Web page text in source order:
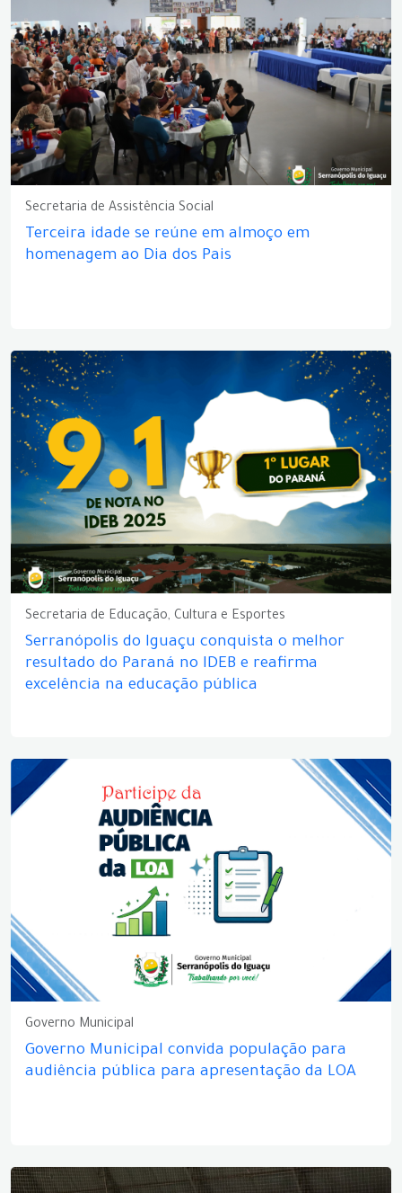
Secretaria de Assistência Social
Terceira idade se reúne em almoço em
homenagem ao Dia dos Pais
Secretaria de Educação, Cultura e Esportes
Serranópolis do Iguaçu conquista o melhor
resultado do Paraná no IDEB e reafirma
excelência na educação pública
Governo Municipal
Governo Municipal convida população para
audiência pública para apresentação da LOA